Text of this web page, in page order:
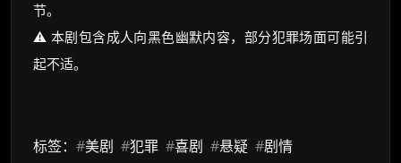
节。
⚠️ 本剧包含成人向黑色幽默内容，部分犯罪场面可能引
起不适。
标签： #美剧 #犯罪 #喜剧 #悬疑 #剧情